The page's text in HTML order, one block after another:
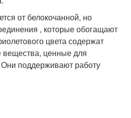
от белокочанной, но
, которые обогащают
цвета содержат
вещества, ценные для
поддерживают работу